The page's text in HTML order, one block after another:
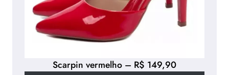
Scarpin vermelho – R$ 149,90